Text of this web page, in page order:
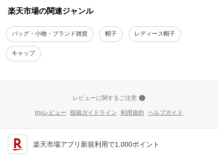
楽天市場の関連ジャンル
バッグ・小物・ブランド雑貨 帽子 レディース帽子
キャップ
レビューに関するご注意
myレビュー 投稿ガイドライン 利用規約 ヘルプガイド
楽天市場アプリ新規利用で1,000ポイント